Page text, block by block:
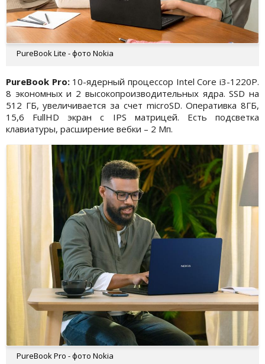
PureBook Lite - фото Nokia
PureBook Pro: 10-ядерный процессор Intel Core i3-1220P.
8 экономных и 2 высокопроизводительных ядра. SSD на
512 ГБ, увеличивается за счет microSD. Оперативка 8ГБ,
15,6 FullHD экран с IPS матрицей. Есть подсветка
клавиатуры, расширение вебки – 2 Мп.
PureBook Pro - фото Nokia